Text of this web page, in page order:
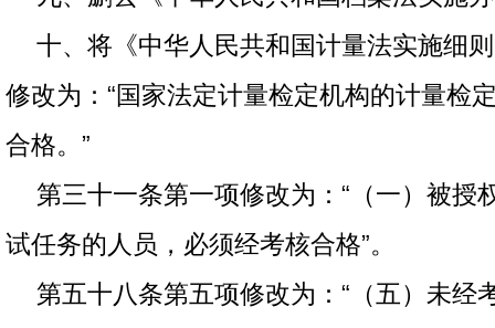
十、将《中华人民共和国计量法实施细
修改为：“国家法定计量检定机构的计量检
合格。”
第三十一条第一项修改为：“（一）被授
试任务的人员，必须经考核合格”。
第五十八条第五项修改为：“（五）未经